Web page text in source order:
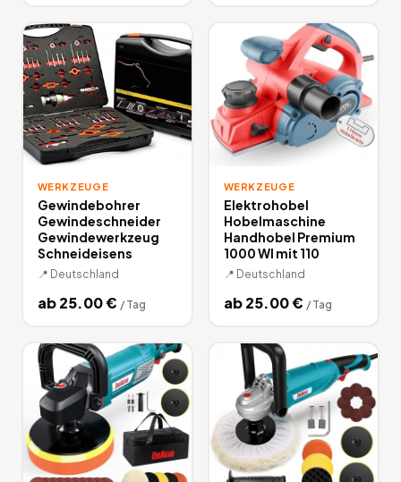
WERKZEUGE
Gewindebohrer
Gewindeschneider
Gewindewerkzeug
Schneideisens
📍 Deutschland
ab25.00€ / Tag
WERKZEUGE
Elektrohobel
Hobelmaschine
Handhobel Premium
1000 WI mit 110
📍 Deutschland
ab25.00€ / Tag